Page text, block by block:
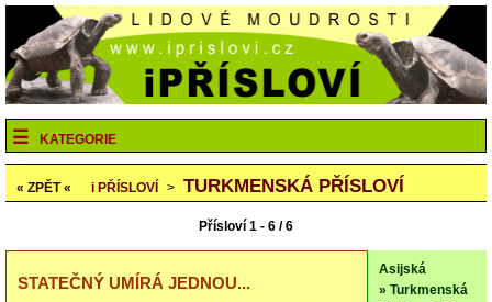
KATEGORIE
« ZPĚT « i PŘÍSLOVÍ > TURKMENSKÁ PŘÍSLOVÍ
Přísloví 1 - 6 / 6
STATEČNÝ UMÍRÁ JEDNOU...
Asijská
» Turkmenská